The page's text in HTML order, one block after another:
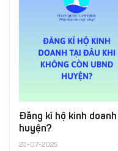
Đăng kí hộ kinh
huyện?
23-07-2025